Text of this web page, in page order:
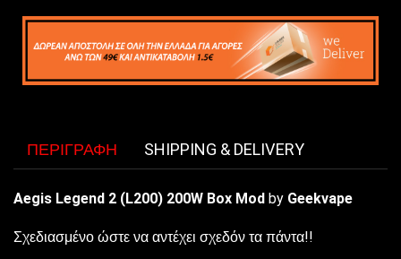
ΠΕΡΙΓΡΑΦΉ SHIPPING & DELIVERY
Aegis Legend 2 (L200) 200W Box Mod by Geekvape
Σχεδιασμένο ώστε να αντέχει σχεδόν τα πάντα!!